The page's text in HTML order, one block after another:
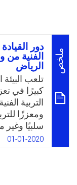
ملخص
دور
الفنية
الرياض
تلعب
كبيرًا في
التربية
ومعززًا
سلبيًا وغير
المدرسية
من
01-01-2020